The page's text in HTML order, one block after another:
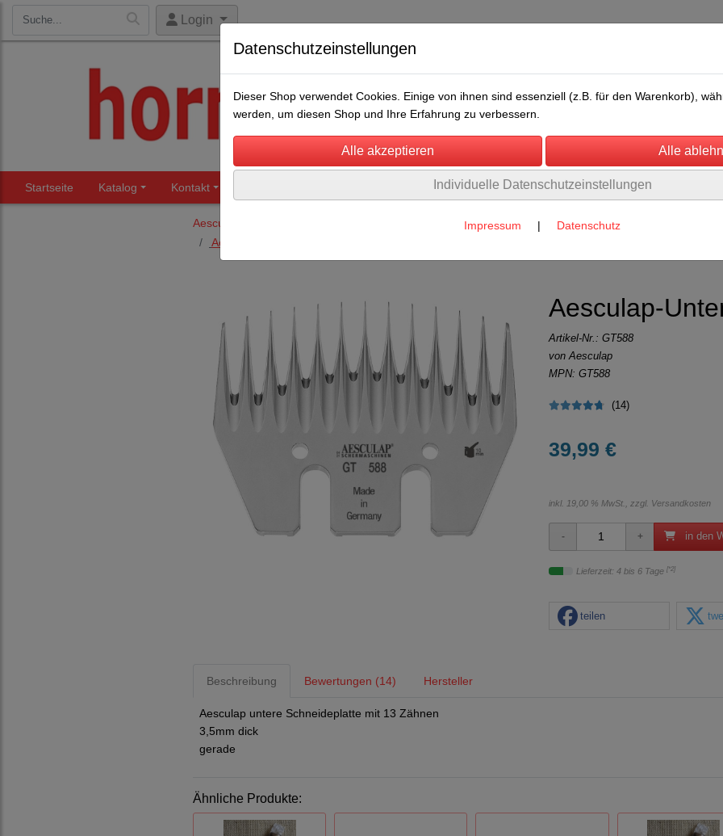
Login
Startseite Katalog Kontakt Über uns Umwelt Rechtliches
Aesculap Schermaschinen u. Schermesser
Aesculap Schafschermaschinen und Schermesser
Aesculap-
Artikel-Nr.: GT588
von Aesculap
MPN: GT588
(14)
39,99 €
inkl. 19,00 % MwSt., zzgl. Versandkosten
in den
Lieferzeit: 4 bis 6 Tage [*2]
teilen
Beschreibung Bewertungen (14) Hersteller
Aesculap untere Schneideplatte mit 13 Zähnen
3,5mm dick
gerade
Ähnliche Produkte:
Datenschutzeinstellungen
Dieser Shop verwendet Cookies. Einige von ihnen sind essenziell (z.B. für den Warenkorb),
werden, um diesen Shop und Ihre Erfahrung zu verbessern.
Individuelle Datenschutzeinstellungen
Impressum | Datenschutz